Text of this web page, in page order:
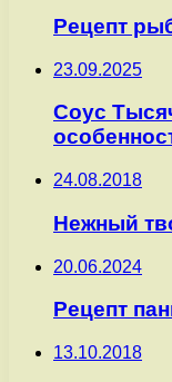
Рецепт
23.09.2025
Соус
24.08.2018
Нежный
20.06.2024
Рецепт
13.10.2018